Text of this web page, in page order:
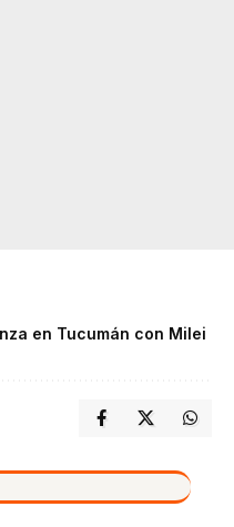
en Tucumán con Milei